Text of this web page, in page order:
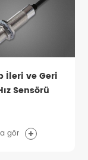
İleri ve Geri
Sensörü
gör